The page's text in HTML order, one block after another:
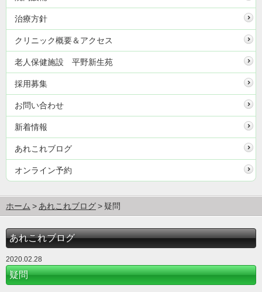
治療方針
クリニック概要＆アクセス
老人保健施設 平野新生苑
採用募集
お問い合わせ
新着情報
あれこれブログ
オンライン予約
ホーム あれこれブログ 疑問
あれこれブログ
2020.02.28
疑問